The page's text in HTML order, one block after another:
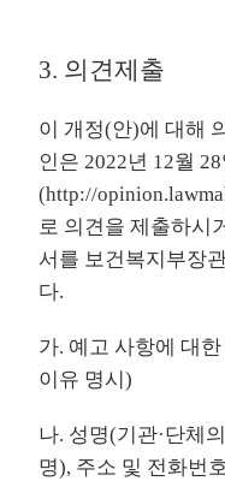
3. 의견제출
이 개정(안)에 대해
인은 2022년 12월
(http://
로 의견을 제출하시
서를 보건복지부장
다.
가. 예고 사항에 대
이유 명시)
나. 성명(기관·단체
명), 주소 및 전화번